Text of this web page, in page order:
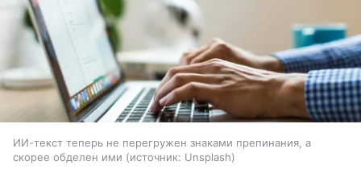
ИИ-текст теперь не перегружен знаками препинания, а
скорее обделен ими
источник: Unsplash